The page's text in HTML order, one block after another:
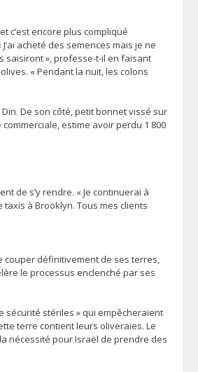
c’est encore plus compliqué
acheté des semences mais je ne
saisiront », professe-t-il en faisant
« Pendant la nuit, les colons
De son côté, petit bonnet vissé sur
estime avoir perdu 1 800
de s’y rendre. « Je continuerai à
à Brooklyn. Tous mes clients
couper définitivement de ses terres,
le processus enclenché par ses
sécurité stériles » qui empêcheraient
terre contient leurs oliveraies. Le
nécessité pour Israël de prendre des